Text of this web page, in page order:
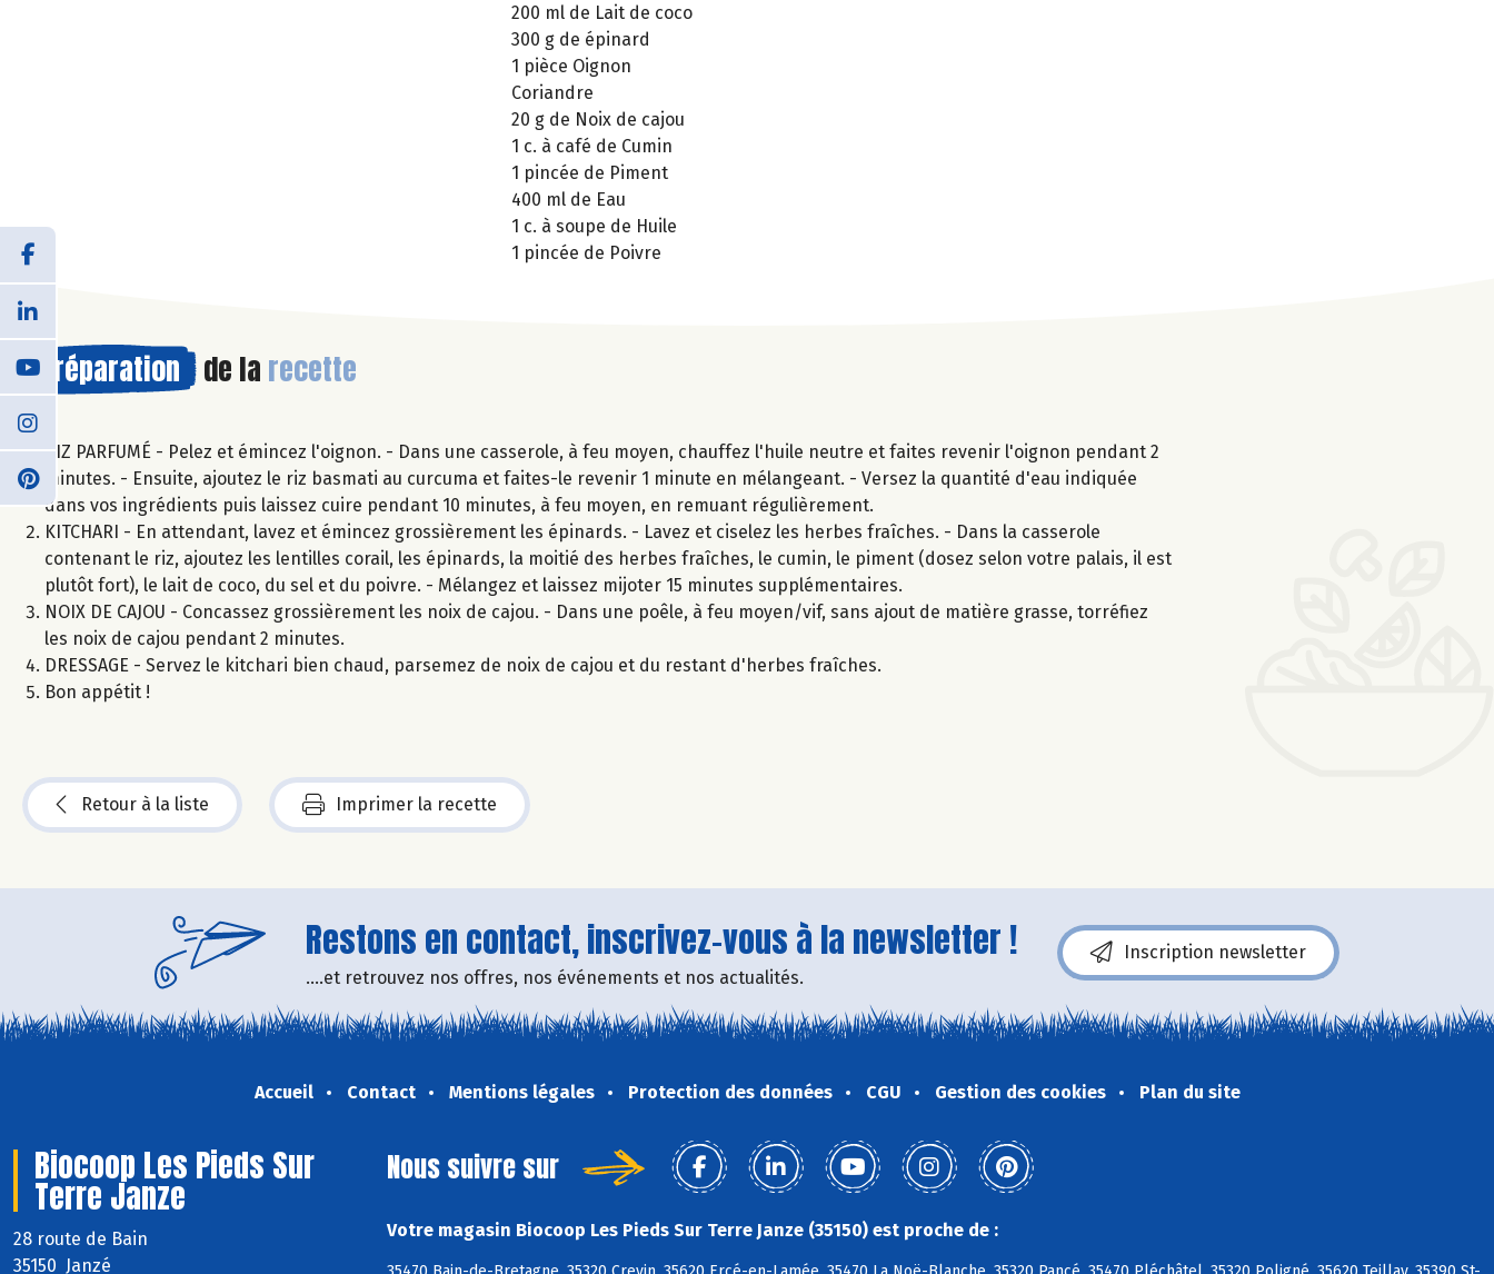
200 ml de Lait de coco
300 g de épinard
1 pièce Oignon
Coriandre
20 g de Noix de cajou
1 c. à café de Cumin
1 pincée de Piment
400 ml de Eau
1 c. à soupe de Huile
1 pincée de Poivre
Préparation de la recette
RIZ PARFUMÉ - Pelez et émincez l'oignon. - Dans une casserole, à feu moyen, chauffez l'huile neutre et faites revenir l'oignon pendant 2
minutes. - Ensuite, ajoutez le riz basmati au curcuma et faites-le revenir 1 minute en mélangeant. - Versez la quantité d'eau indiquée
dans vos ingrédients puis laissez cuire pendant 10 minutes, à feu moyen, en remuant régulièrement.
KITCHARI - En attendant, lavez et émincez grossièrement les épinards. - Lavez et ciselez les herbes fraîches. - Dans la casserole
contenant le riz, ajoutez les lentilles corail, les épinards, la moitié des herbes fraîches, le cumin, le piment (dosez selon votre palais, il est
plutôt fort), le lait de coco, du sel et du poivre. - Mélangez et laissez mijoter 15 minutes supplémentaires.
NOIX DE CAJOU - Concassez grossièrement les noix de cajou. - Dans une poêle, à feu moyen/vif, sans ajout de matière grasse, torréfiez
les noix de cajou pendant 2 minutes.
DRESSAGE - Servez le kitchari bien chaud, parsemez de noix de cajou et du restant d'herbes fraîches.
Bon appétit !
Retour à la liste Imprimer la recette
Restons en contact, inscrivez-vous à la newsletter !
....et retrouvez nos offres, nos événements et nos actualités.
Inscription newsletter
Accueil Contact Mentions légales Protection des données CGU Gestion des cookies Plan du site
Biocoop Les Pieds Sur
Terre Janze
28 route de Bain
35150 Janzé
Nous suivre sur
Votre magasin Biocoop Les Pieds Sur Terre Janze (35150) est proche de :